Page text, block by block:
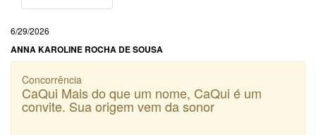
6/29/2026
ANNA KAROLINE ROCHA DE SOUSA
Concorrência
CaQui Mais do que um nome, CaQui é um
convite. Sua origem vem da sonor